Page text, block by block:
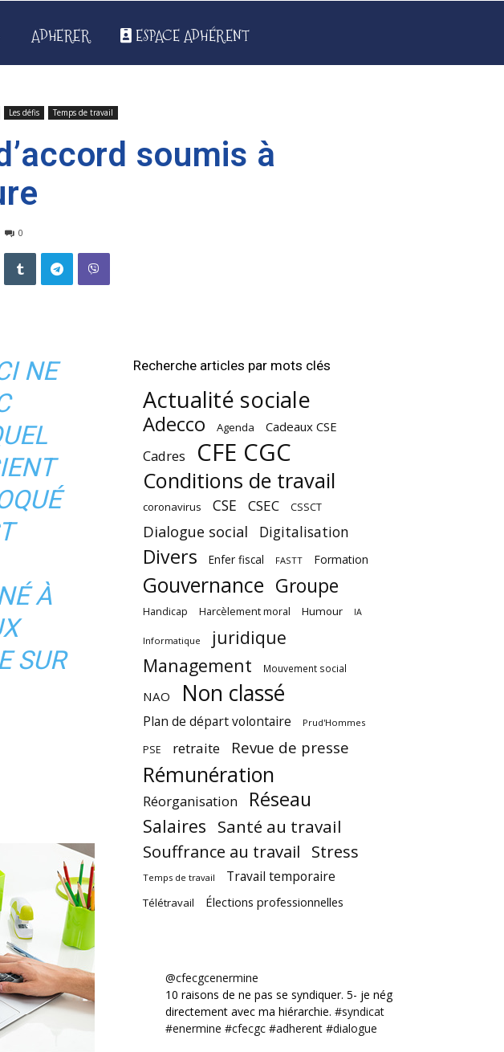
ADHERER ESPACE ADHÉRENT
Les défis Temps de travail
soumis à
0
NE
À
SUR
Recherche articles par mots clés
Actualité sociale
Adecco Agenda Cadeaux CSE
Cadres CFE CGC
Conditions de travail
coronavirus CSE CSEC CSSCT
Dialogue social Digitalisation
Divers Enfer fiscal FASTT Formation
Gouvernance Groupe
Handicap Harcèlement moral Humour IA
Informatique
juridique
Management
Mouvement social
NAO Non classé
Plan de départ volontaire Prud'Hommes
PSE retraite Revue de presse
Rémunération
Réorganisation Réseau
Salaires Santé au travail
Souffrance au travail Stress
Temps de travail Travail temporaire
Télétravail Élections professionnelles
@cfecgcenermine
10 raisons de ne pas se syndiquer. 5- je négocie
directement avec ma hiérarchie. #syndicat
#enermine #cfecgc #adherent #dialogue